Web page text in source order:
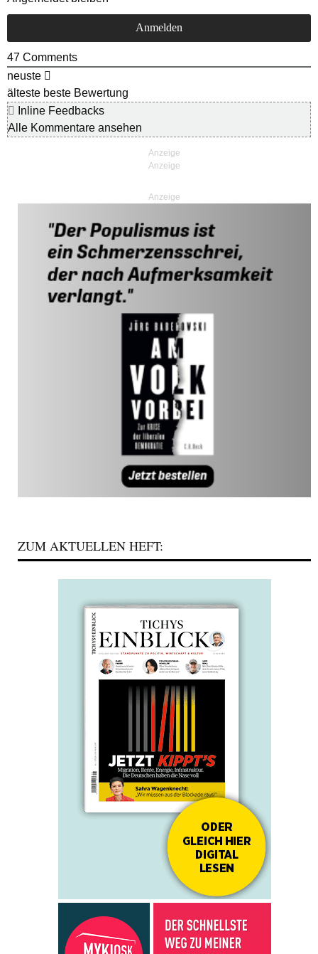
47 Comments
neuste
älteste beste Bewertung
Inline Feedbacks
Alle Kommentare ansehen
Anzeige
ZUM AKTUELLEN HEFT: